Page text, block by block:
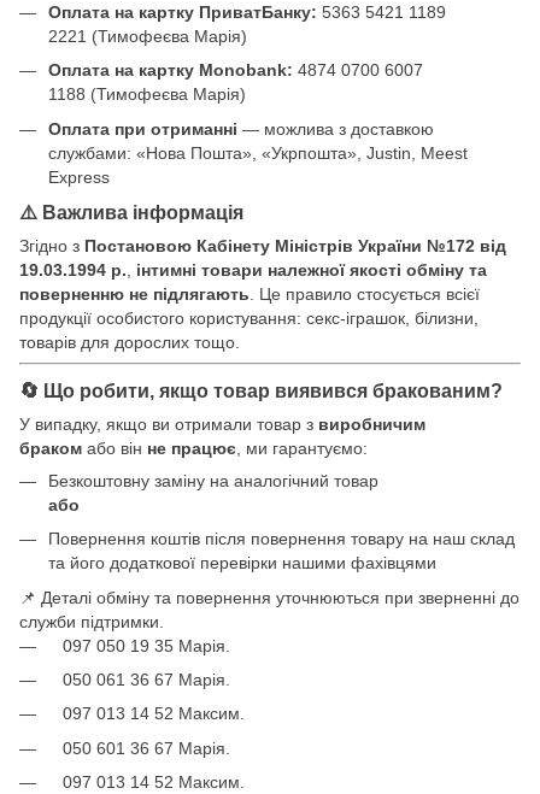
Оплата на картку ПриватБанку: 5363 5421 1189
2221 (Тимофеєва Марія)
Оплата на картку Monobank: 4874 0700 6007
1188 (Тимофеєва Марія)
Оплата при отриманні — можлива з доставкою
службами: «Нова Пошта», «Укрпошта», Justin, Meest
Express
⚠️ Важлива інформація
Згідно з Постановою Кабінету Міністрів України №172 від
19.03.1994 р.
інтимні товари належної якості обміну та
поверненню не підлягають . Це правило стосується всієї
продукції особистого користування: секс-іграшок, білизни,
товарів для дорослих тощо.
🔄 Що робити, якщо товар виявився бракованим?
У випадку, якщо ви отримали товар з виробничим
браком або він не працює , ми гарантуємо:
Безкоштовну заміну на аналогічний товар
або
Повернення коштів після повернення товару на наш склад
та його додаткової перевірки нашими фахівцями
📌 Деталі обміну та повернення уточнюються при зверненні до
служби підтримки.
097 050 19 35 Марія.
050 061 36 67 Марія.
097 013 14 52 Максим.
050 601 36 67 Марія.
097 013 14 52 Максим.